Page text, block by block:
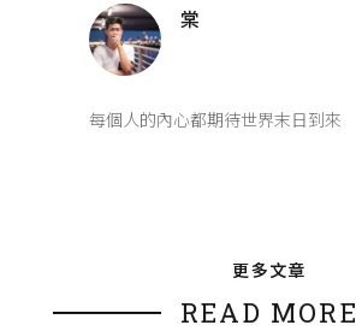
棠
每個人的內心都期待世界末日到來
更多文章
READ MORE